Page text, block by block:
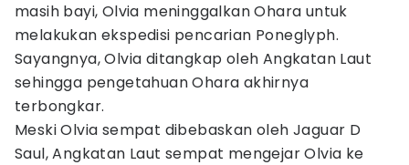
masih bayi, Olvia meninggalkan Ohara untuk
melakukan ekspedisi pencarian Poneglyph.
Sayangnya, Olvia ditangkap oleh Angkatan Laut
sehingga pengetahuan Ohara akhirnya
terbongkar.
Meski Olvia sempat dibebaskan oleh Jaguar D
Saul, Angkatan Laut sempat mengejar Olvia ke